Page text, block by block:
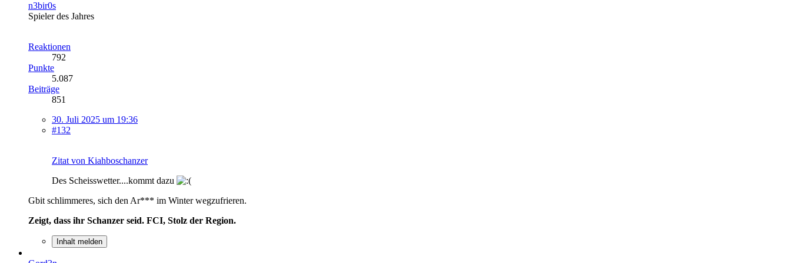
n3bir0s
Spieler des Jahres
Reaktionen
792
Punkte
5.087
Beiträge
851
30. Juli 2025 um 19:36
#132
Zitat von Kiahboschanzer
Des Scheisswetter....kommt dazu
Gbit schlimmeres, sich den Ar*** im Winter wegzufrieren.
Zeigt, dass ihr Schanzer seid. FCI, Stolz der Region.
Inhalt melden